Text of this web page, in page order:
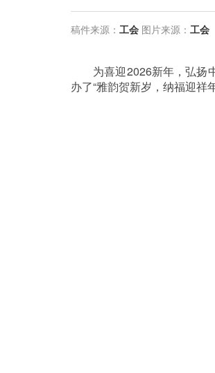
稿件来源： 工会 图片来源： 工会
为喜迎2026新年，弘扬
办了“雅韵贺新岁，纳福迎祥